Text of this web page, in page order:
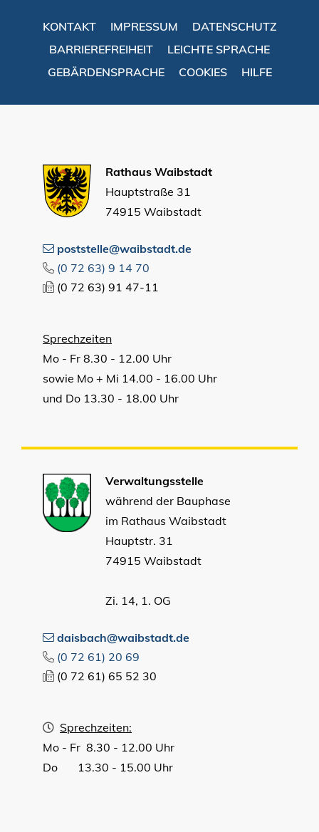
KONTAKT IMPRESSUM
DATENSCHUTZ
BARRIEREFREIHEIT
LEICHTE SPRACHE
GEBÄRDENSPRACHE
COOKIES HILFE
Rathaus Waibstadt
Hauptstraße 31
74915 Waibstadt
poststelle@waibstadt.de
(0 72 63) 9 14 70
(0 72 63) 91 47-11
Sprechzeiten
Mo - Fr 8.30 - 12.00 Uhr
sowie Mo + Mi 14.00 - 16.00 Uhr
und Do 13.30 - 18.00 Uhr
Verwaltungsstelle
während der Bauphase
im Rathaus Waibstadt
Hauptstr. 31
74915 Waibstadt
Zi. 14, 1. OG
daisbach@waibstadt.de
(0 72 61) 20 69
(0 72 61) 65 52 30
Sprechzeiten:
Mo - Fr 8.30 - 12.00 Uhr
Do 13.30 - 15.00 Uhr